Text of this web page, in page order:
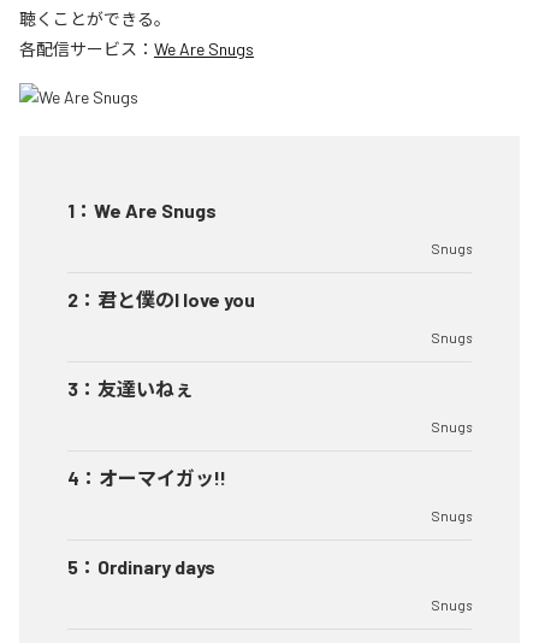
聴くことができる。
各配信サービス： We Are Snugs
1 ： We Are Snugs
Snugs
2 ： 君と僕のI love you
Snugs
3 ： 友達いねぇ
Snugs
4 ： オーマイガッ!!
Snugs
5 ： Ordinary days
Snugs